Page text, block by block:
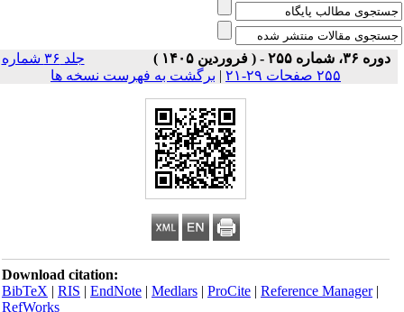
دوره ۳۶، شماره ۲۵۵ - ( فروردین ۱۴۰۵ )
جلد ۳۶ شماره
۲۵۵ صفحات ۲۹-۲۱
|برگشت به فهرست نسخه ها
Download citation:
BibTeX|RIS|EndNote|Medlars|ProCite|Reference Manager
RefWorks